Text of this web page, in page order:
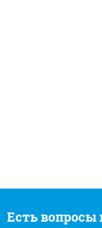
Есть вопросы